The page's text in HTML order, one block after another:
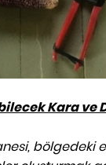
Kara ve
bölgedeki